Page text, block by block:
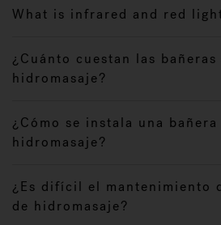
What is infrared and red
¿Cuánto cuestan las bañeras
hidromasaje?
¿Cómo se instala una bañera
hidromasaje?
¿Es difícil el mantenimiento
de hidromasaje?